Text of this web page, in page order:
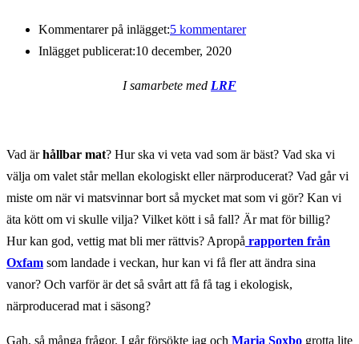
Kommentarer på inlägget:5 kommentarer
Inlägget publicerat:10 december, 2020
I samarbete med LRF
Vad ärhållbar mat? Hur ska vi veta vad som är bäst? Vad ska vi
välja om valet står mellan ekologiskt eller närproducerat? Vad går vi
miste om när vi matsvinnar bort så mycket mat som vi gör? Kan vi
äta kött om vi skulle vilja? Vilket kött i så fall? Är mat för billig?
Hur kan god, vettig mat bli mer rättvis? Apropå rapporten från
Oxfam som landade i veckan, hur kan vi få fler att ändra sina
vanor? Och varför är det så svårt att få få tag i ekologisk,
närproducerad mat i säsong?
Gah, så många frågor. I går försökte jag och Maria Soxbo grotta lite